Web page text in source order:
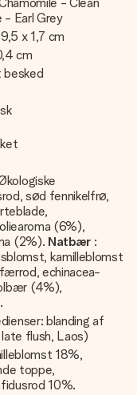
- Earl Grey
x 1,7 cm
cm
besked
sød fennikelfrø,
(6%),
(2%). Natbær :
kamilleblomst
echinacea-
(4%),
blanding af
flush, Laos)
18%,
toppe,
10%.